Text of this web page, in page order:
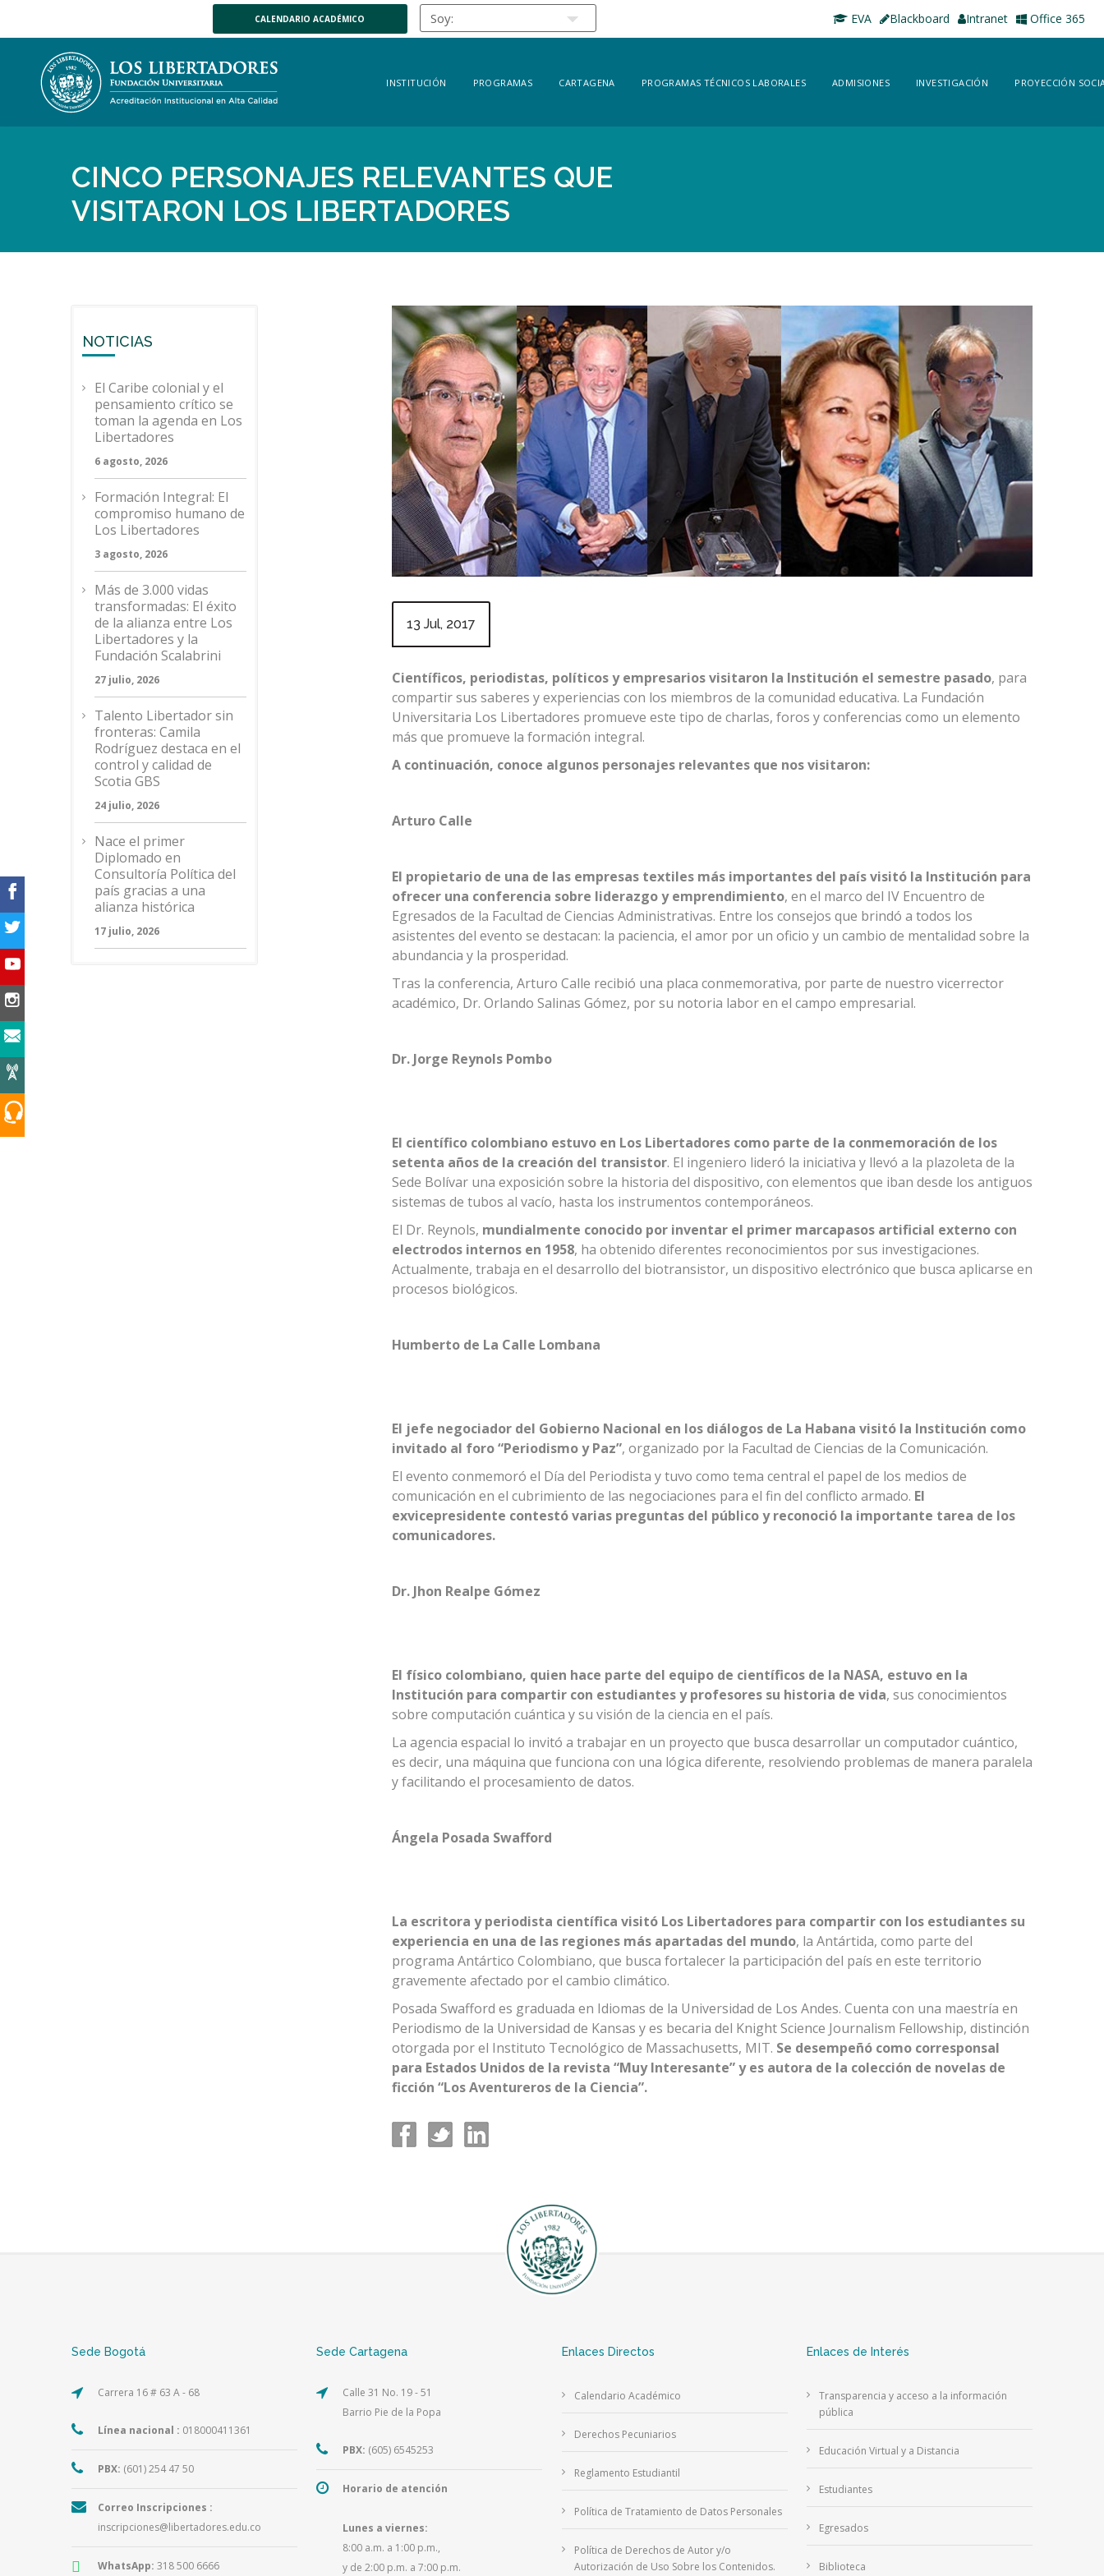
CALENDARIO ACADÉMICO EVA Blackboard Intranet Office 365
INSTITUCIÓN PROGRAMAS CARTAGENA PROGRAMAS TÉCNICOS LABORALES ADMISIONES INVESTIGACIÓN PROYECCIÓN
CINCO PERSONAJES RELEVANTES QUE
VISITARON LOS LIBERTADORES
13 Jul, 2017
Científicos, periodistas, políticos y empresarios visitaron la Institución el semestre pasado, para
compartir sus saberes y experiencias con los miembros de la comunidad educativa. La Fundación
Universitaria Los Libertadores promueve este tipo de charlas, foros y conferencias como un elemento
más que promueve la formación integral.
A continuación, conoce algunos personajes relevantes que nos visitaron:
Arturo Calle
El propietario de una de las empresas textiles más importantes del país visitó la Institución para
ofrecer una conferencia sobre liderazgo y emprendimiento, en el marco del IV Encuentro de
Egresados de la Facultad de Ciencias Administrativas. Entre los consejos que brindó a todos los
asistentes del evento se destacan: la paciencia, el amor por un oficio y un cambio de mentalidad sobre la
abundancia y la prosperidad.
Tras la conferencia, Arturo Calle recibió una placa conmemorativa, por parte de nuestro vicerrector
académico, Dr. Orlando Salinas Gómez, por su notoria labor en el campo empresarial.
Dr. Jorge Reynols Pombo
El científico colombiano estuvo en Los Libertadores como parte de la conmemoración de los
setenta años de la creación del transistor. El ingeniero lideró la iniciativa y llevó a la plazoleta de la
Sede Bolívar una exposición sobre la historia del dispositivo, con elementos que iban desde los antiguos
sistemas de tubos al vacío, hasta los instrumentos contemporáneos.
El Dr. Reynols, mundialmente conocido por inventar el primer marcapasos artificial externo con
electrodos internos en 1958, ha obtenido diferentes reconocimientos por sus investigaciones.
Actualmente, trabaja en el desarrollo del biotransistor, un dispositivo electrónico que busca aplicarse en
procesos biológicos.
Humberto de La Calle Lombana
El jefe negociador del Gobierno Nacional en los diálogos de La Habana visitó la Institución como
invitado al foro “Periodismo y Paz”, organizado por la Facultad de Ciencias de la Comunicación.
El evento conmemoró el Día del Periodista y tuvo como tema central el papel de los medios de
comunicación en el cubrimiento de las negociaciones para el fin del conflicto armado. El
exvicepresidente contestó varias preguntas del público y reconoció la importante tarea de los
comunicadores.
Dr. Jhon Realpe Gómez
El físico colombiano, quien hace parte del equipo de científicos de la NASA, estuvo en la
Institución para compartir con estudiantes y profesores su historia de vida, sus conocimientos
sobre computación cuántica y su visión de la ciencia en el país.
La agencia espacial lo invitó a trabajar en un proyecto que busca desarrollar un computador cuántico,
es decir, una máquina que funciona con una lógica diferente, resolviendo problemas de manera paralela
y facilitando el procesamiento de datos.
Ángela Posada Swafford
La escritora y periodista científica visitó Los Libertadores para compartir con los estudiantes su
experiencia en una de las regiones más apartadas del mundo, la Antártida, como parte del
programa Antártico Colombiano, que busca fortalecer la participación del país en este territorio
gravemente afectado por el cambio climático.
Posada Swafford es graduada en Idiomas de la Universidad de Los Andes. Cuenta con una maestría en
Periodismo de la Universidad de Kansas y es becaria del Knight Science Journalism Fellowship, distinción
otorgada por el Instituto Tecnológico de Massachusetts, MIT. Se desempeñó como corresponsal
para Estados Unidos de la revista “Muy Interesante” y es autora de la colección de novelas de
ficción “Los Aventureros de la Ciencia”.
NOTICIAS
El Caribe colonial y el
pensamiento crítico se
toman la agenda en Los
Libertadores
6 agosto, 2026
Formación Integral: El
compromiso humano de
Los Libertadores
3 agosto, 2026
Más de 3.000 vidas
transformadas: El éxito
de la alianza entre Los
Libertadores y la
Fundación Scalabrini
27 julio, 2026
Talento Libertador sin
fronteras: Camila
Rodríguez destaca en el
control y calidad de
Scotia GBS
24 julio, 2026
Nace el primer
Diplomado en
Consultoría Política del
país gracias a una
alianza histórica
17 julio, 2026
Sede Bogotá
Carrera 16 # 63 A - 68
Línea nacional : 018000411361
PBX: (601) 254 47 50
Correo Inscripciones :
inscripciones@libertadores.edu.co
WhatsApp: 318 500 6666
Sede Cartagena
Calle 31 No. 19 - 51
Barrio Pie de la Popa
PBX: (605) 6545253
Horario de atención
Lunes a viernes:
8:00 a.m. a 1:00 p.m.,
y de 2:00 p.m. a 7:00 p.m.
Enlaces Directos
Calendario Académico
Derechos Pecuniarios
Reglamento Estudiantil
Política de Tratamiento de Datos Personales
Política de Derechos de Autor y/o
Autorización de Uso Sobre los Contenidos.
Enlaces de Interés
Transparencia y acceso a la información
pública
Educación Virtual y a Distancia
Estudiantes
Egresados
Biblioteca